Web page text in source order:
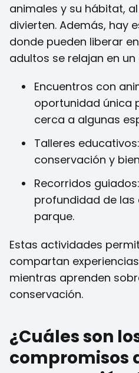
animales y su hábitat,
divierten. Además, hay
donde pueden liberar
adultos se relajan en
Encuentros con
oportunidad única
cerca a algunas
Talleres
conservación y
Recorridos
profundidad de las
parque.
Estas actividades
compartan
mientras aprenden
conservación.
¿Cuáles son
compromisos